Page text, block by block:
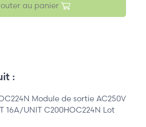
au panier
:
Module de sortie AC250V
16A/UNIT C200HOC224N Lot